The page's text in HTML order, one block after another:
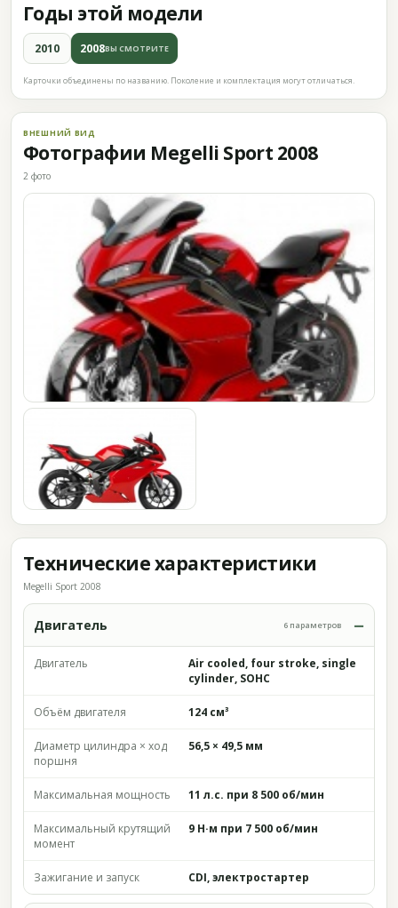
Годы этой модели
2010 2008ВЫ СМОТРИТЕ
Карточки объединены по названию. Поколение и комплектация могут отличаться.
ВНЕШНИЙ ВИД
Фотографии Megelli Sport 2008
2 фото
Технические характеристики
Megelli Sport 2008
Двигатель 6 параметров
Двигатель
Air cooled, four stroke, single
cylinder, SOHC
Объём двигателя 124 см³
Диаметр цилиндра × ход
поршня
56,5 × 49,5 мм
Максимальная мощность 11 л.с. при 8 500 об/мин
Максимальный крутящий
момент
9 Н·м при 7 500 об/мин
Зажигание и запуск CDI, электростартер